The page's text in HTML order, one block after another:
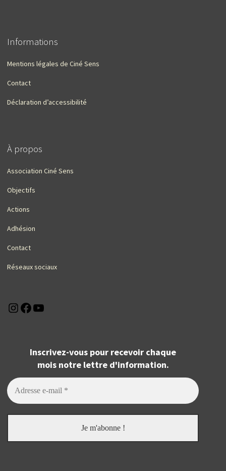
Informations
Mentions légales de Ciné Sens
Contact
Déclaration d’accessibilité
À propos
Association Ciné Sens
Objectifs
Actions
Adhésion
Contact
Réseaux sociaux
Instagram
Facebook
Inscrivez-vous pour recevoir chaque
mois notre lettre d'information.